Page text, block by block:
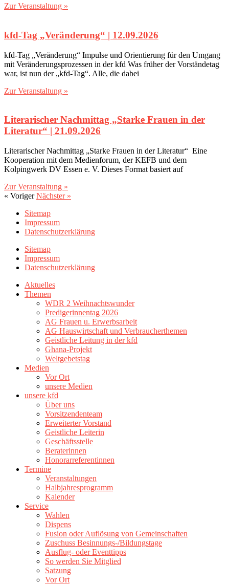
Zur Veranstaltung »
kfd-Tag „Veränderung“‎ | 12.09.2026
kfd-Tag „Veränderung“ Impulse und Orientierung für den Umgang
mit Veränderungsprozessen in der kfd Was früher der Vorständetag
war, ist nun der „kfd-Tag“. Alle, die dabei
Zur Veranstaltung »
Literarischer Nachmittag ‎„‎Starke Frauen in der
Literatur‎“‎ | 21.09.2026
Literarischer Nachmittag „Starke Frauen in der Literatur“ Eine
Kooperation mit dem Medienforum, der KEFB und dem
Kolpingwerk DV Essen e. V. Dieses Format basiert auf
Zur Veranstaltung »
« Voriger Nächster »
Sitemap
Impressum
Datenschutzerklärung
Sitemap
Impressum
Datenschutzerklärung
Aktuelles
Themen
WDR 2 Weihnachtswunder
Predigerinnentag 2026
AG Frauen u. Erwerbsarbeit
AG Hauswirtschaft und Verbraucherthemen
Geistliche Leitung in der kfd
Ghana-Projekt
Weltgebetstag
Medien
Vor Ort
unsere Medien
unsere kfd
Über uns
Vorsitzendenteam
Erweiterter Vorstand
Geistliche Leiterin
Geschäftsstelle
Beraterinnen
Honorarreferentinnen
Termine
Veranstaltungen
Halbjahresprogramm
Kalender
Service
Wahlen
Dispens
Fusion oder Auflösung von Gemeinschaften
Zuschuss Besinnungs-/Bildungstage
Ausflug- oder Eventtipps
So werden Sie Mitglied
Satzung
Vor Ort